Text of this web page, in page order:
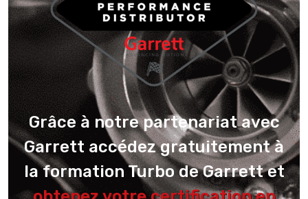
Grâce à notre partenariat avec
Garrett accédez gratuitement à
la formation Turbo de Garrett et